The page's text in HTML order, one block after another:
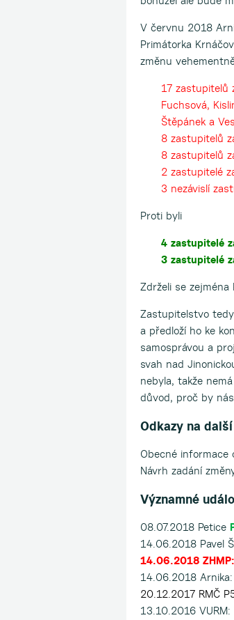
V červnu 2018
Primátorka
změnu
17 zastupitelů
Fuchsová,
Štěpánek a
8 zastupitelů
8 zastupitelů
2 zastupitelé
3 nezávislí
Proti byli
4 zastupitelé
3 zastupitelé
Zdrželi se
Zastupitelstvo
a předloží ho ke
samosprávou a
svah nad
nebyla, takže
důvod, proč by
Odkazy na
Obecné informace
Návrh zadání
Významné
08.07.2018 Petice
14.06.2018 Pavel
14.06.2018 ZHMP:
14.06.2018 Arnika:
20.12.2017 RMČ
13.10.2016 VURM: